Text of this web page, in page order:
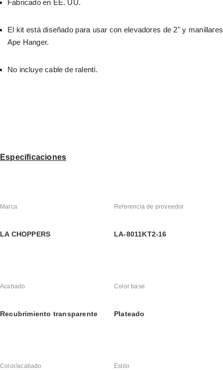
Fabricado en EE. UU.
El kit está diseñado para usar con elevadores de 2" y manillares
Ape Hanger.
No incluye cable de ralentí.
Especificaciones
Marca
LA CHOPPERS
Referencia de proveedor
LA-8011KT2-16
Acabado
Recubrimiento transparente
Color base
Plateado
Color/acabado Estilo